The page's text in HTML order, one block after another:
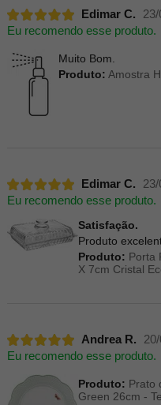
Edimar C.
Eu recomendo esse produto.
Muito Bom.
Produto: Amostra
Edimar C.
Eu recomendo esse produto.
Satisfação.
Produto
Produto: Porta
X 7cm Cristal
Andrea R.
Eu recomendo esse produto.
Produto: Prato
Green 26cm -